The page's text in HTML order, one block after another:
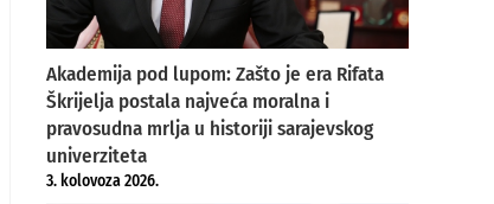
Akademija pod lupom: Zašto je era Rifata
Škrijelja postala najveća moralna i
pravosudna mrlja u historiji sarajevskog
univerziteta
3. kolovoza 2026.